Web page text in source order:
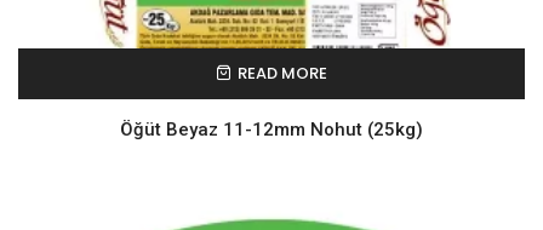
READ MORE
Öğüt Beyaz 11-12mm Nohut (25kg)